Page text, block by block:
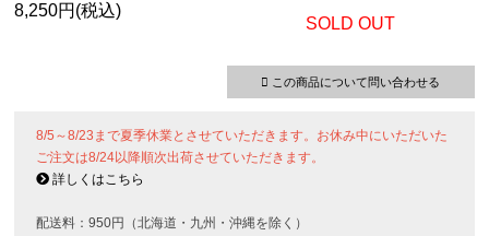
8,250円(税込)
SOLD OUT
この商品について問い合わせる
8/5～8/23まで夏季休業とさせていただきます。お休み中にいただいた
ご注文は8/24以降順次出荷させていただきます。
詳しくはこちら
配送料：950円（北海道・九州・沖縄を除く）